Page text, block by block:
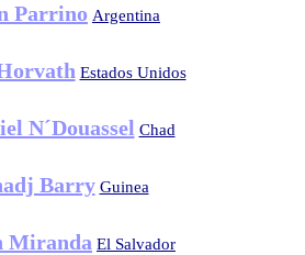
Parrino Argentina
Estados Unidos
N´Douassel Chad
Barry Guinea
Miranda El Salvador